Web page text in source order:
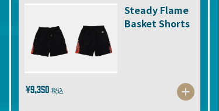
Steady Flame
Basket Shorts
¥9,350 税込